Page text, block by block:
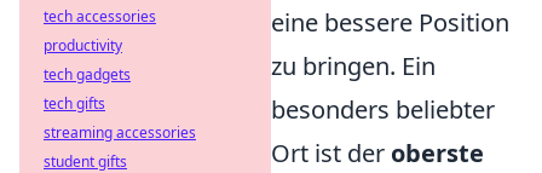
eine bessere Position
zu bringen. Ein
besonders beliebter
Ort ist der oberste
tech accessories
productivity
tech gadgets
tech gifts
streaming accessories
student gifts